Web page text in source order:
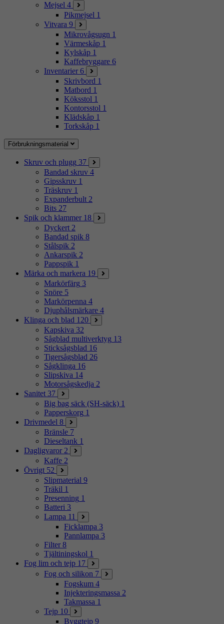
Mejsel 4
Pikmejsel 1
Vitvara 9
Mikrovågsugn 1
Värmeskåp 1
Kylskåp 1
Kaffebryggare 6
Inventarier 6
Skrivbord 1
Matbord 1
Köksstol 1
Kontorsstol 1
Klädskåp 1
Torkskåp 1
Förbrukningsmaterial
Skruv och plugg 37
Bandad skruv 4
Gipsskruv 1
Träskruv 1
Expanderbult 2
Bits 27
Spik och klammer 18
Dyckert 2
Bandad spik 8
Stålspik 2
Ankarspik 2
Pappspik 1
Märka och markera 19
Markörfärg 3
Snöre 5
Markörpenna 4
Djuphålsmärkare 4
Klinga och blad 120
Kapskiva 32
Sågblad multiverktyg 13
Sticksågsblad 16
Tigersågsblad 26
Sågklinga 16
Slipskiva 14
Motorsågskedja 2
Sanitet 37
Big bag säck (SH-säck) 1
Papperskorg 1
Drivmedel 8
Bränsle 7
Dieseltank 1
Dagligvaror 2
Kaffe 2
Övrigt 52
Slipmaterial 9
Träkil 1
Presenning 1
Batteri 3
Lampa 11
Ficklampa 3
Pannlampa 3
Filter 8
Tjältiningskol 1
Fog lim och tejp 17
Fog och silikon 7
Fogskum 4
Injekteringsmassa 2
Takmassa 1
Tejp 10
Byggtejp 9